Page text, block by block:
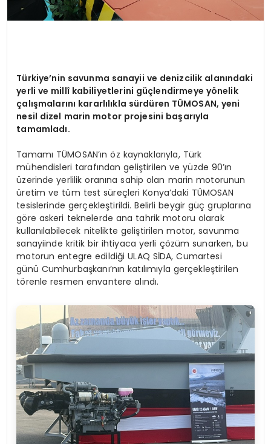
Türkiye’nin savunma sanayii ve denizcilik alanındaki
yerli ve millî kabiliyetlerini güçlendirmeye yönelik
çalışmalarını kararlılıkla sürdüren TÜMOSAN, yeni
nesil dizel marin motor projesini başarıyla
tamamladı.
Tamamı TÜMOSAN’ın öz kaynaklarıyla, Türk
mühendisleri tarafından geliştirilen ve yüzde 90’ın
üzerinde yerlilik oranına sahip olan marin motorunun
üretim ve tüm test süreçleri Konya’daki TÜMOSAN
tesislerinde gerçekleştirildi. Belirli beygir güç gruplarına
göre askeri teknelerde ana tahrik motoru olarak
kullanılabilecek nitelikte geliştirilen motor, savunma
sanayiinde kritik bir ihtiyaca yerli çözüm sunarken, bu
motorun entegre edildiği ULAQ SİDA, Cumartesi
günü Cumhurbaşkanı’nın katılımıyla gerçekleştirilen
törenle resmen envantere alındı.